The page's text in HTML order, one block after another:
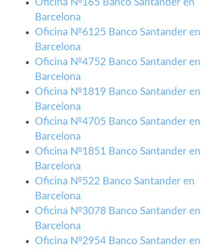
Oficina №165 Banco Santander en
Barcelona
Oficina №6125 Banco Santander en
Barcelona
Oficina №4752 Banco Santander en
Barcelona
Oficina №1819 Banco Santander en
Barcelona
Oficina №4705 Banco Santander en
Barcelona
Oficina №1851 Banco Santander en
Barcelona
Oficina №522 Banco Santander en
Barcelona
Oficina №3078 Banco Santander en
Barcelona
Oficina №2954 Banco Santander en